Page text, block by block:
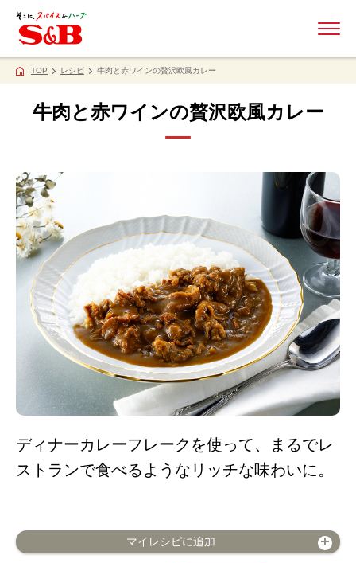
TOP レシピ 牛肉と赤ワインの贅沢欧風カレー
牛肉と赤ワインの贅沢欧風カレー
ディナーカレーフレークを使って、まるでレ
ストランで食べるようなリッチな味わいに。
マイレシピに追加